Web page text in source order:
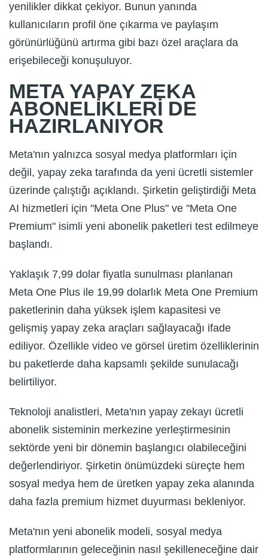
yenilikler dikkat çekiyor. Bunun yanında
kullanıcıların profil öne çıkarma ve paylaşım
görünürlüğünü artırma gibi bazı özel araçlara da
erişebileceği konuşuluyor.
META YAPAY ZEKA
ABONELİKLERİ DE
HAZIRLANIYOR
Meta'nın yalnızca sosyal medya platformları için
değil, yapay zeka tarafında da yeni ücretli sistemler
üzerinde çalıştığı açıklandı. Şirketin geliştirdiği Meta
AI hizmetleri için "Meta One Plus" ve "Meta One
Premium" isimli yeni abonelik paketleri test edilmeye
başlandı.
Yaklaşık 7,99 dolar fiyatla sunulması planlanan
Meta One Plus ile 19,99 dolarlık Meta One Premium
paketlerinin daha yüksek işlem kapasitesi ve
gelişmiş yapay zeka araçları sağlayacağı ifade
ediliyor. Özellikle video ve görsel üretim özelliklerinin
bu paketlerde daha kapsamlı şekilde sunulacağı
belirtiliyor.
Teknoloji analistleri, Meta'nın yapay zekayı ücretli
abonelik sisteminin merkezine yerleştirmesinin
sektörde yeni bir dönemin başlangıcı olabileceğini
değerlendiriyor. Şirketin önümüzdeki süreçte hem
sosyal medya hem de üretken yapay zeka alanında
daha fazla premium hizmet duyurması bekleniyor.
Meta'nın yeni abonelik modeli, sosyal medya
platformlarının geleceğinin nasıl şekilleneceğine dair